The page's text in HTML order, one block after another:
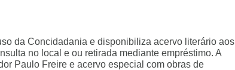
da Concidadania e disponibiliza acervo literário aos
no local e ou retirada mediante empréstimo. A
Paulo Freire e acervo especial com obras de